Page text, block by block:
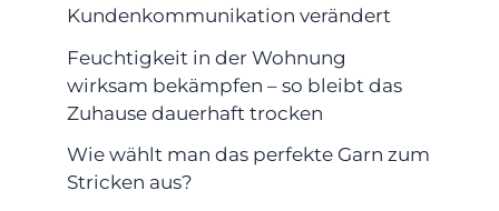
Kundenkommunikation verändert
Feuchtigkeit in der Wohnung
wirksam bekämpfen – so bleibt das
Zuhause dauerhaft trocken
Wie wählt man das perfekte Garn zum
Stricken aus?